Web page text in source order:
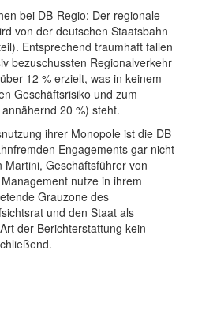
bei DB-Regio: Der regionale
von der deutschen Staatsbahn
Entsprechend traumhaft fallen
bezuschussten Regionalverkehr
12 % erzielt, was in keinem
Geschäftsrisiko und zum
20 %) steht.
ihrer Monopole ist die DB
Engagements gar nicht
Martini, Geschäftsführer von
nutze in ihrem
Grauzone des
und den Staat als
der Berichterstattung kein